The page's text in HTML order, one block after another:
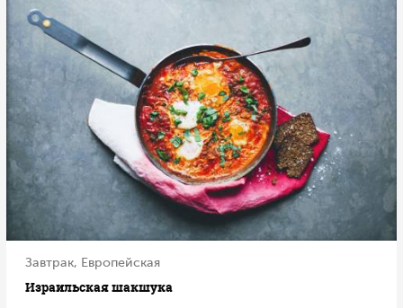
Завтрак, Европейская
Израильская шакшука